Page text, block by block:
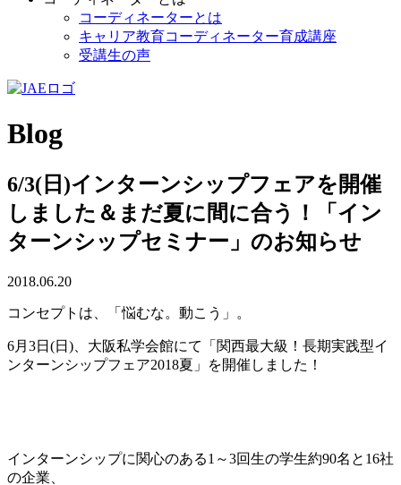
コーディネーターとは
キャリア教育コーディネーター育成講座
受講生の声
Blog
6/3(日)インターンシップフェアを開催
しました＆まだ夏に間に合う！「イン
ターンシップセミナー」のお知らせ
2018.06.20
コンセプトは、「悩むな。動こう」。
6月3日(日)、大阪私学会館にて「関西最大級！長期実践型イ
ンターンシップフェア2018夏」を開催しました！
インターンシップに関心のある1～3回生の学生約90名と16社
の企業、